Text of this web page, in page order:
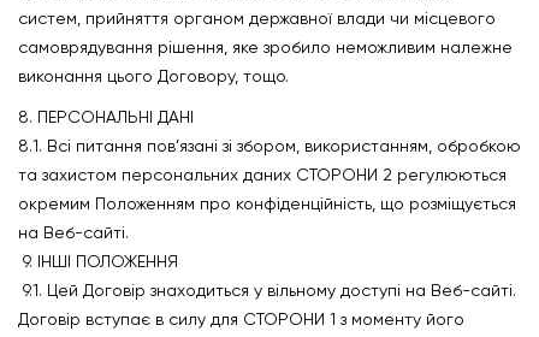
систем, прийняття органом державної влади чи місцевого
самоврядування рішення, яке зробило неможливим належне
виконання цього Договору, тощо.
8. ПЕРСОНАЛЬНІ ДАНІ
8.1. Всі питання пов’язані зі збором, використанням, обробкою
та захистом персональних даних СТОРОНИ 2 регулюються
окремим Положенням про конфіденційність, що розміщується
на Веб-сайті.
9. ІНШІ ПОЛОЖЕННЯ
9.1. Цей Договір знаходиться у вільному доступі на Веб-сайті.
Договір вступає в силу для СТОРОНИ 1 з моменту його